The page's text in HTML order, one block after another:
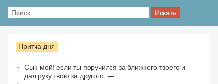
Притча дня
1
Сын мой! если ты поручился за ближнего твоего и
дал руку твою за другого, —